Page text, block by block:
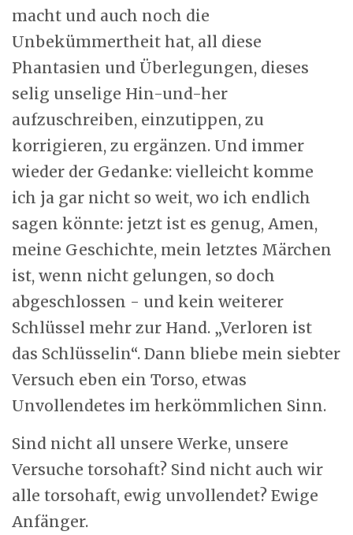
macht und auch noch die
Unbekümmertheit hat, all diese
Phantasien und Überlegungen, dieses
selig unselige Hin-und-her
aufzuschreiben, einzutippen, zu
korrigieren, zu ergänzen. Und immer
wieder der Gedanke: vielleicht komme
ich ja gar nicht so weit, wo ich endlich
sagen könnte: jetzt ist es genug, Amen,
meine Geschichte, mein letztes Märchen
ist, wenn nicht gelungen, so doch
abgeschlossen - und kein weiterer
Schlüssel mehr zur Hand. „Verloren ist
das Schlüsselin“. Dann bliebe mein siebter
Versuch eben ein Torso, etwas
Unvollendetes im herkömmlichen Sinn.
Sind nicht all unsere Werke, unsere
Versuche torsohaft? Sind nicht auch wir
alle torsohaft, ewig unvollendet? Ewige
Anfänger.